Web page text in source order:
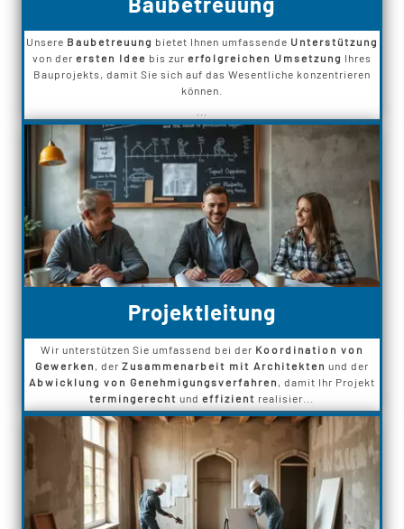
Unsere Baubetreuung bietet Ihnen umfassende Unterstützung
von der ersten Idee bis zur erfolgreichen Umsetzung Ihres
Bauprojekts, damit Sie sich auf das Wesentliche konzentrieren
können.
Projektleitung
Wir unterstützen Sie umfassend bei der Koordination von
Gewerken , der Zusammenarbeit mit Architekten und der
Abwicklung von Genehmigungsverfahren , damit Ihr Projekt
termingerecht undeffizient realisier...